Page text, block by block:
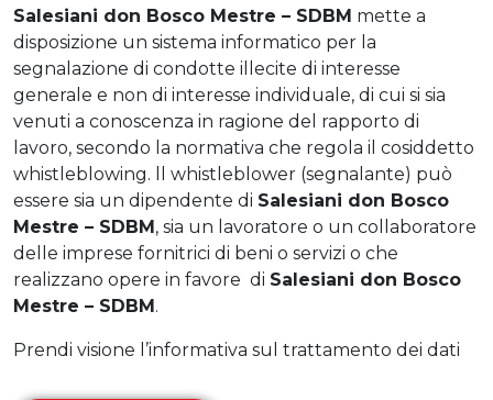
Salesiani don Bosco Mestre – SDBM mette a
disposizione un sistema informatico per la
segnalazione di condotte illecite di interesse
generale e non di interesse individuale, di cui si sia
venuti a conoscenza in ragione del rapporto di
lavoro, secondo la normativa che regola il cosiddetto
whistleblowing. ll whistleblower (segnalante) può
essere sia un dipendente di Salesiani don Bosco
Mestre – SDBM, sia un lavoratore o un collaboratore
delle imprese fornitrici di beni o servizi o che
realizzano opere in favore di Salesiani don Bosco
Mestre – SDBM.
Prendi visione l’informativa sul trattamento dei dati